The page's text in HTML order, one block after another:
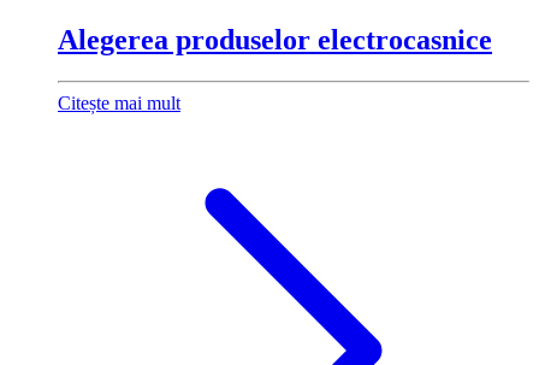
Alegerea produselor electrocasnice
Citește mai mult